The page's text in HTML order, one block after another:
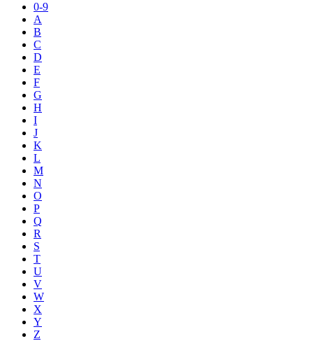
0-9
A
B
C
D
E
F
G
H
I
J
K
L
M
N
O
P
Q
R
S
T
U
V
W
X
Y
Z